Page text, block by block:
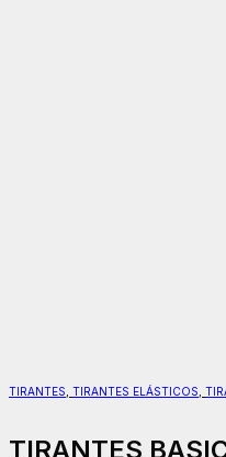
TIRANTES TIRANTES ELÁSTICOS
TIRANTES